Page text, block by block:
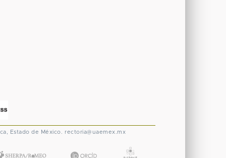
Estado de México. rectoria@uaemex.mx